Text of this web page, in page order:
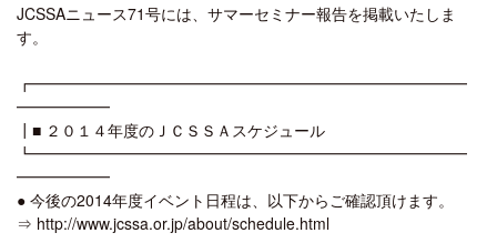
JCSSAニュース71号には、サマーセミナー報告を掲載いたしま
す。
┏━━━━━━━━━━━━━━━━━━━━━━━━━━━━
━━━━━━
┃■ ２０１４年度のＪＣＳＳＡスケジュール
┗━━━━━━━━━━━━━━━━━━━━━━━━━━━━
━━━━━━
● 今後の2014年度イベント日程は、以下からご確認頂けます。
⇒ http://www.jcssa.or.jp/about/schedule.html